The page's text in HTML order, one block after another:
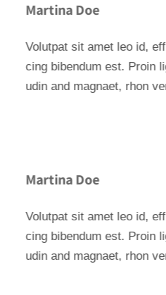
Martina Doe
Volutpat sit amet leo id,
cing bibendum est. Proin
udin and magnaet, rhon
Martina Doe
Volutpat sit amet leo id,
cing bibendum est. Proin
udin and magnaet, rhon